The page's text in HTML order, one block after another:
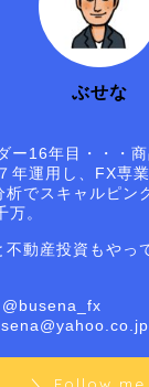
ぶせな
ー16年目・・・
年運用し、FX専
析でスキャルピン
万。
不動産投資もやっ
＼ Follow me